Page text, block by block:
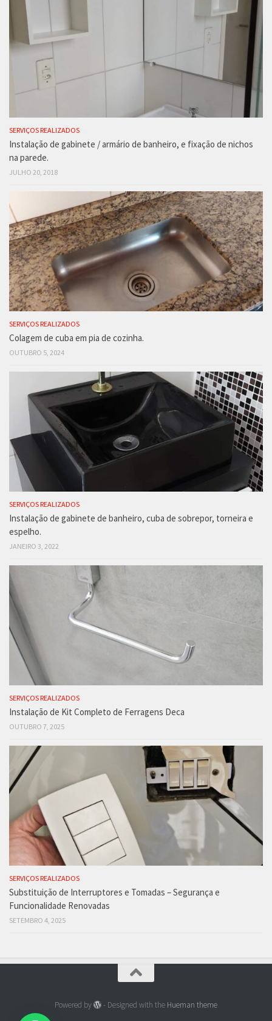
SERVIÇOS REALIZADOS
Instalação de gabinete / armário de banheiro, e fixação de nichos
na parede.
JULHO 20, 2018
SERVIÇOS REALIZADOS
Colagem de cuba em pia de cozinha.
OUTUBRO 5, 2024
SERVIÇOS REALIZADOS
Instalação de gabinete de banheiro, cuba de sobrepor, torneira e
espelho.
JANEIRO 3, 2022
SERVIÇOS REALIZADOS
Instalação de Kit Completo de Ferragens Deca
OUTUBRO 7, 2025
SERVIÇOS REALIZADOS
Substituição de Interruptores e Tomadas – Segurança e
Funcionalidade Renovadas
SETEMBRO 4, 2025
Powered by - Designed with the Hueman theme